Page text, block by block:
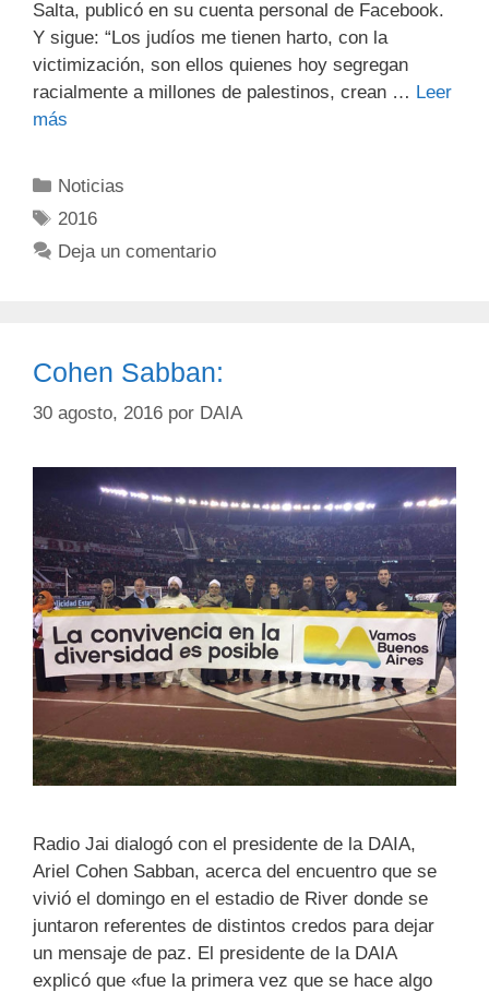
Salta, publicó en su cuenta personal de Facebook.
Y sigue: “Los judíos me tienen harto, con la
victimización, son ellos quienes hoy segregan
racialmente a millones de palestinos, crean … Leer
más
Noticias
2016
Deja un comentario
Cohen Sabban:
30 agosto, 2016 por DAIA
Radio Jai dialogó con el presidente de la DAIA,
Ariel Cohen Sabban, acerca del encuentro que se
vivió el domingo en el estadio de River donde se
juntaron referentes de distintos credos para dejar
un mensaje de paz. El presidente de la DAIA
explicó que «fue la primera vez que se hace algo